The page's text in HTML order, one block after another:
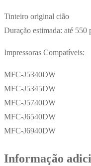
Tinteiro original cião
Duração estimada: até
Impressoras Compatíveis:
MFC-J5340DW
MFC-J5345DW
MFC-J5740DW
MFC-J6540DW
MFC-J6940DW
Informação